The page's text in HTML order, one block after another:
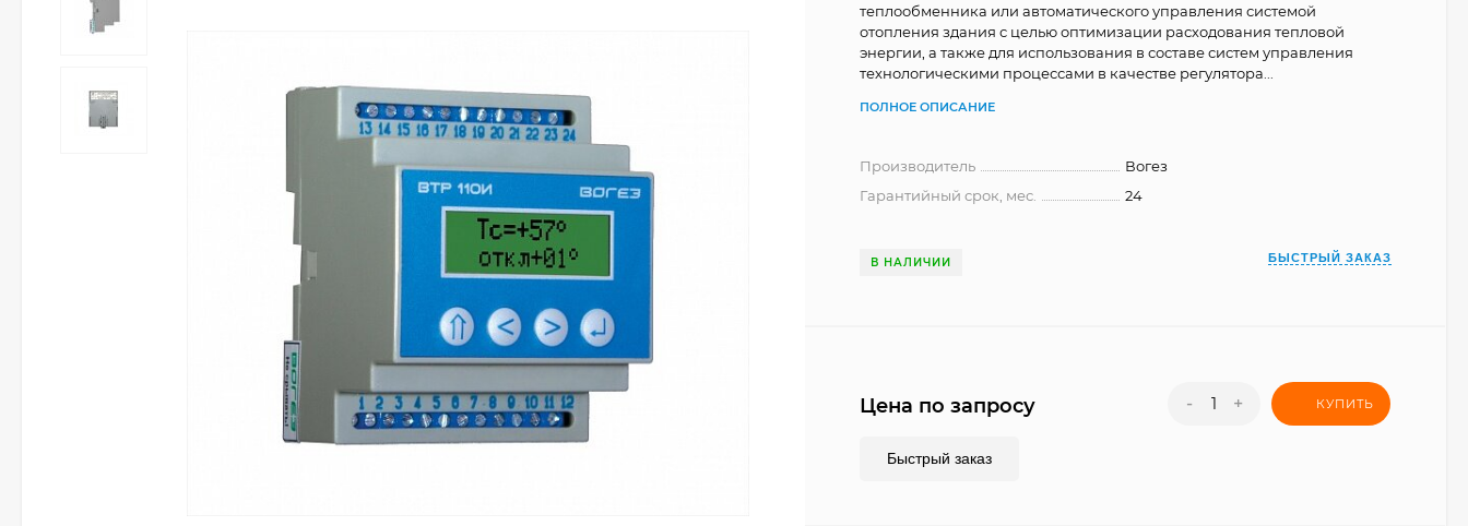
теплообменника или автоматического управления системой
отопления здания с целью оптимизации расходования тепловой
энергии, а также для использования в составе систем управления
технологическими процессами в качестве регулятора...
ПОЛНОЕ ОПИСАНИЕ
Производитель
Вогез
Гарантийный срок, мес.
24
В НАЛИЧИИ БЫСТРЫЙ ЗАКАЗ
Цена по запросу - + КУПИТЬ
Быстрый заказ